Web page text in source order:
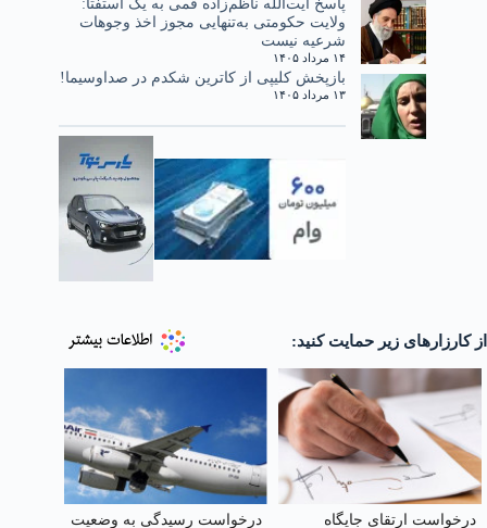
ولایت حکومتی به‌تنهایی مجوز اخذ وجوهات
شرعیه نیست
۱۴ مرداد ۱۴۰۵
بازپخش کلیپی از کاترین شکدم در صداوسیما!
۱۳ مرداد ۱۴۰۵
از کارزارهای زیر حمایت کنید:
درخواست ارتقای جایگاه درخواست رسیدگی به وضعیت